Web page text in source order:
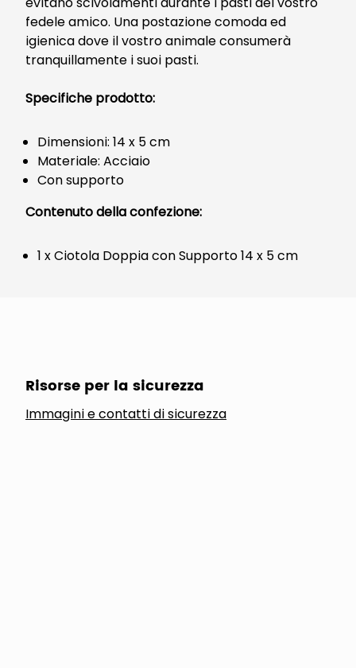
fedele amico. Una postazione comoda ed
igienica dove il vostro animale consumerà
tranquillamente i suoi pasti.
Specifiche prodotto:
Dimensioni: 14 x 5 cm
Materiale: Acciaio
Con supporto
Contenuto della confezione:
1 x Ciotola Doppia con Supporto 14 x 5 cm
Risorse per la sicurezza
Immagini e contatti di sicurezza